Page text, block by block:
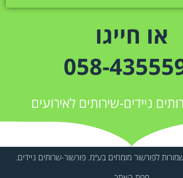
או חייגו
058-
ניידים-שירותים לאירועים